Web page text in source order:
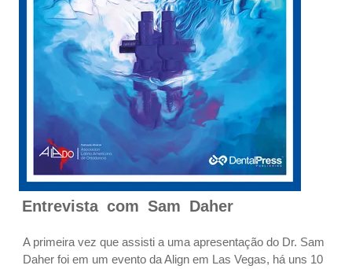
Entrevista com Sam Daher
A primeira vez que assisti a uma apresentação do Dr. Sam
Daher foi em um evento da Align em Las Vegas, há uns 10